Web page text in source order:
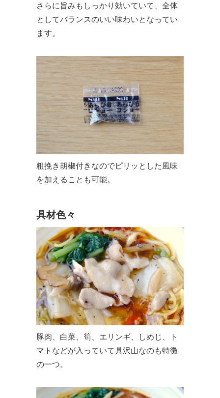
さらに旨みもしっかり効いていて、全体
としてバランスのいい味わいとなってい
ます。
粗挽き胡椒付きなのでピリッとした風味
を加えることも可能。
具材色々
豚肉、白菜、筍、エリンギ、しめじ、ト
マトなどが入っていて具沢山なのも特徴
の一つ。